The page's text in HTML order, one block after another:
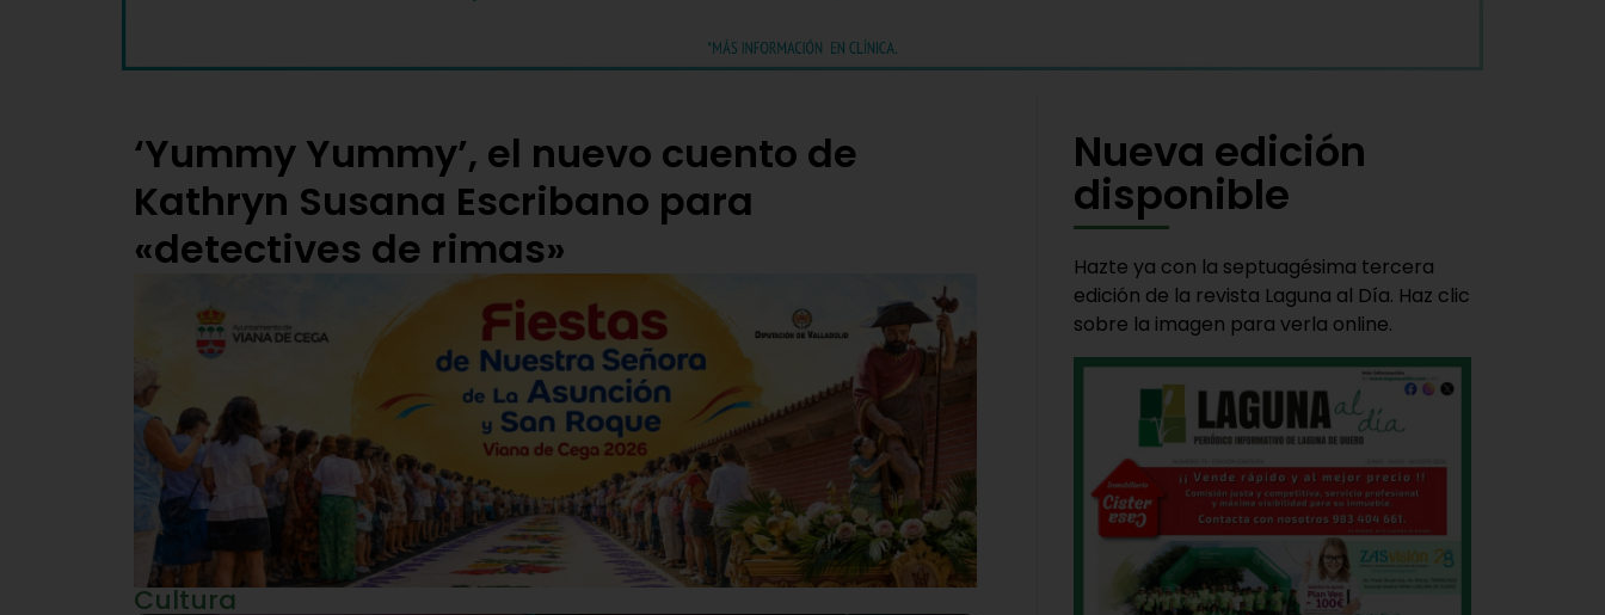
‘Yummy Yummy’, el nuevo cuento de
Kathryn Susana Escribano para
«detectives de rimas»
Cultura
Nueva edición
disponible
Hazte ya con la septuagésima tercera
edición de la revista Laguna al Día. Haz clic
sobre la imagen para verla online.